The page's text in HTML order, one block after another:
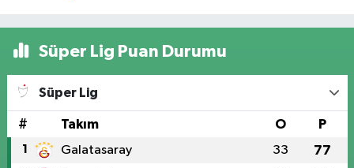
Süper Lig Puan Durumu
Süper Lig
# Takım O P
1 Galatasaray 33 77